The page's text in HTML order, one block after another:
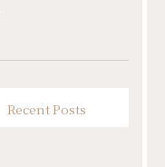
Recent Posts